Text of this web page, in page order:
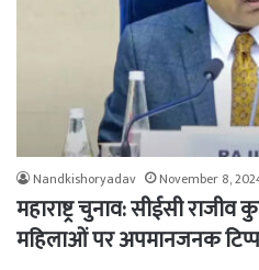
Nandkishoryadav November 8,
महाराष्ट्र चुनाव: सीईसी राजीव
महिलाओं पर अपमानजनक